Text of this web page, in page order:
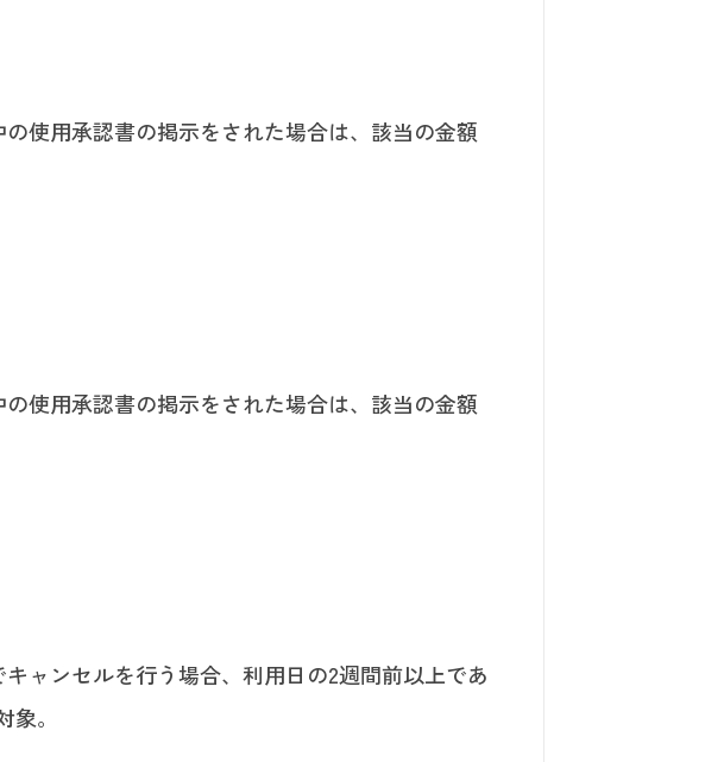
使用承認書の掲示をされた場合は、該当の金額
使用承認書の掲示をされた場合は、該当の金額
ャンセルを行う場合、利用日の2週間前以上であ
。